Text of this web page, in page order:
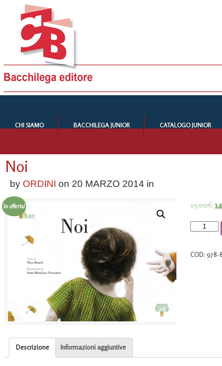
CHI SIAMO BACCHILEGA JUNIOR CATALOGO JUNIOR
Noi
by ORDINI on 20 MARZO 2014 in
In offerta! 15,00€
COD:978-
Descrizione Informazioni aggiuntive